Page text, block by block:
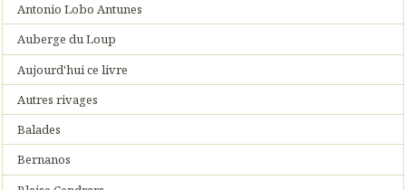
Antonio Lobo Antunes
Auberge du Loup
Aujourd'hui ce livre
Autres rivages
Balades
Bernanos